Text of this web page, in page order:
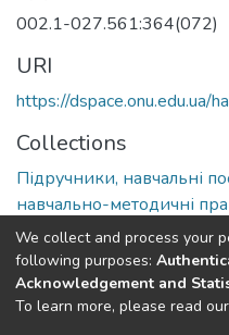
002.1-027.561:364(072)
URI
https://
Collections
Підручники, навчальні
навчально-методичні
Full item page
DSpace software
We collect and process your
following purposes:
Acknowledgement and
To learn more, please read our